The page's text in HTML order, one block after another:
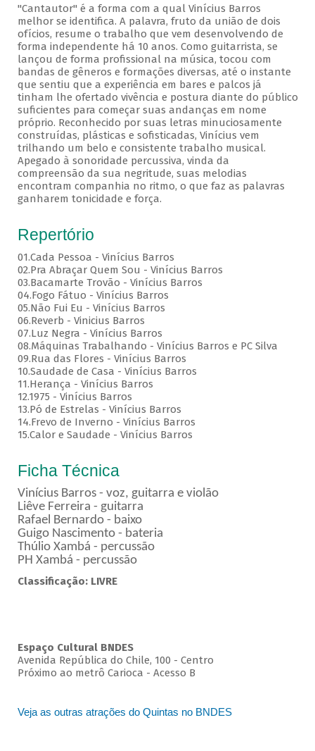
"Cantautor" é a forma com a qual Vinícius Barros
melhor se identifica. A palavra, fruto da união de dois
ofícios, resume o trabalho que vem desenvolvendo de
forma independente há 10 anos. Como guitarrista, se
lançou de forma profissional na música, tocou com
bandas de gêneros e formações diversas, até o instante
que sentiu que a experiência em bares e palcos já
tinham lhe ofertado vivência e postura diante do público
suficientes para começar suas andanças em nome
próprio. Reconhecido por suas letras minuciosamente
construídas, plásticas e sofisticadas, Vinícius vem
trilhando um belo e consistente trabalho musical.
Apegado à sonoridade percussiva, vinda da
compreensão da sua negritude, suas melodias
encontram companhia no ritmo, o que faz as palavras
ganharem tonicidade e força.
Repertório
01.Cada Pessoa - Vinícius Barros
02.Pra Abraçar Quem Sou - Vinícius Barros
03.Bacamarte Trovão - Vinícius Barros
04.Fogo Fátuo - Vinícius Barros
05.Não Fui Eu - Vinícius Barros
06.Reverb - Vinicius Barros
07.Luz Negra - Vinícius Barros
08.Máquinas Trabalhando - Vinícius Barros e PC Silva
09.Rua das Flores - Vinícius Barros
10.Saudade de Casa - Vinícius Barros
11.Herança - Vinícius Barros
12.1975 - Vinícius Barros
13.Pó de Estrelas - Vinícius Barros
14.Frevo de Inverno - Vinícius Barros
15.Calor e Saudade - Vinícius Barros
Ficha Técnica
Vinícius Barros - voz, guitarra e violão
Liêve Ferreira - guitarra
Rafael Bernardo - baixo
Guigo Nascimento - bateria
Thúlio Xambá - percussão
PH Xambá - percussão
Classificação: LIVRE
Espaço Cultural BNDES
Avenida República do Chile, 100 - Centro
Próximo ao metrô Carioca - Acesso B
Veja as outras atrações do Quintas no BNDES